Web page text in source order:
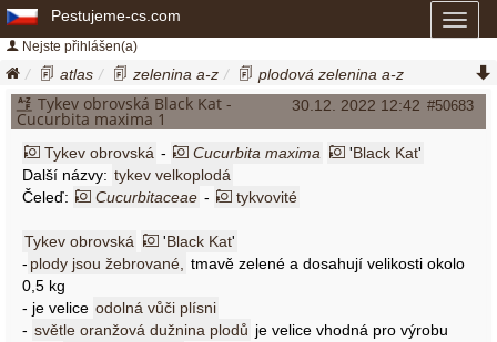
Pestujeme-cs.com
Nejste přihlášen(a)
atlas zelenina a-z
plodová zelenina a-z
tykev obrovská black kat
cucurbita maxima
30.12. 2022 12:42 #50683
Tykev obrovská Black Kat -
Cucurbita maxima 1
Tykev obrovská - Cucurbita maxima 'Black Kat'
Další názvy: tykev velkoplodá
Čeleď:
Cucurbitaceae - tykvovité
Tykev obrovská 'Black Kat'
- plody jsou žebrované,
tmavě zelené a dosahují velikosti okolo
0,5 kg
- je velice odolná vůči plísni
- světle oranžová dužnina plodů je velice vhodná pro výrobu